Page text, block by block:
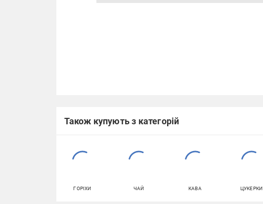
Також купують з категорій
ГОРІХИ ЧАЙ КАВА ЦУКЕРКИ